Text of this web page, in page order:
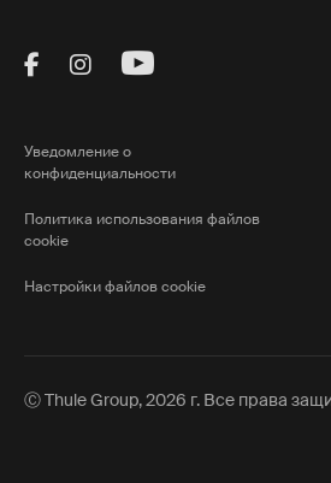
Visit Thule on Facebook
Visit Thule on
Visit Thule on
Уведомление о
конфиденциальности
Политика использования файлов
cookie
Настройки файлов cookie
Ⓒ Thule Group, 2026 г. Все права